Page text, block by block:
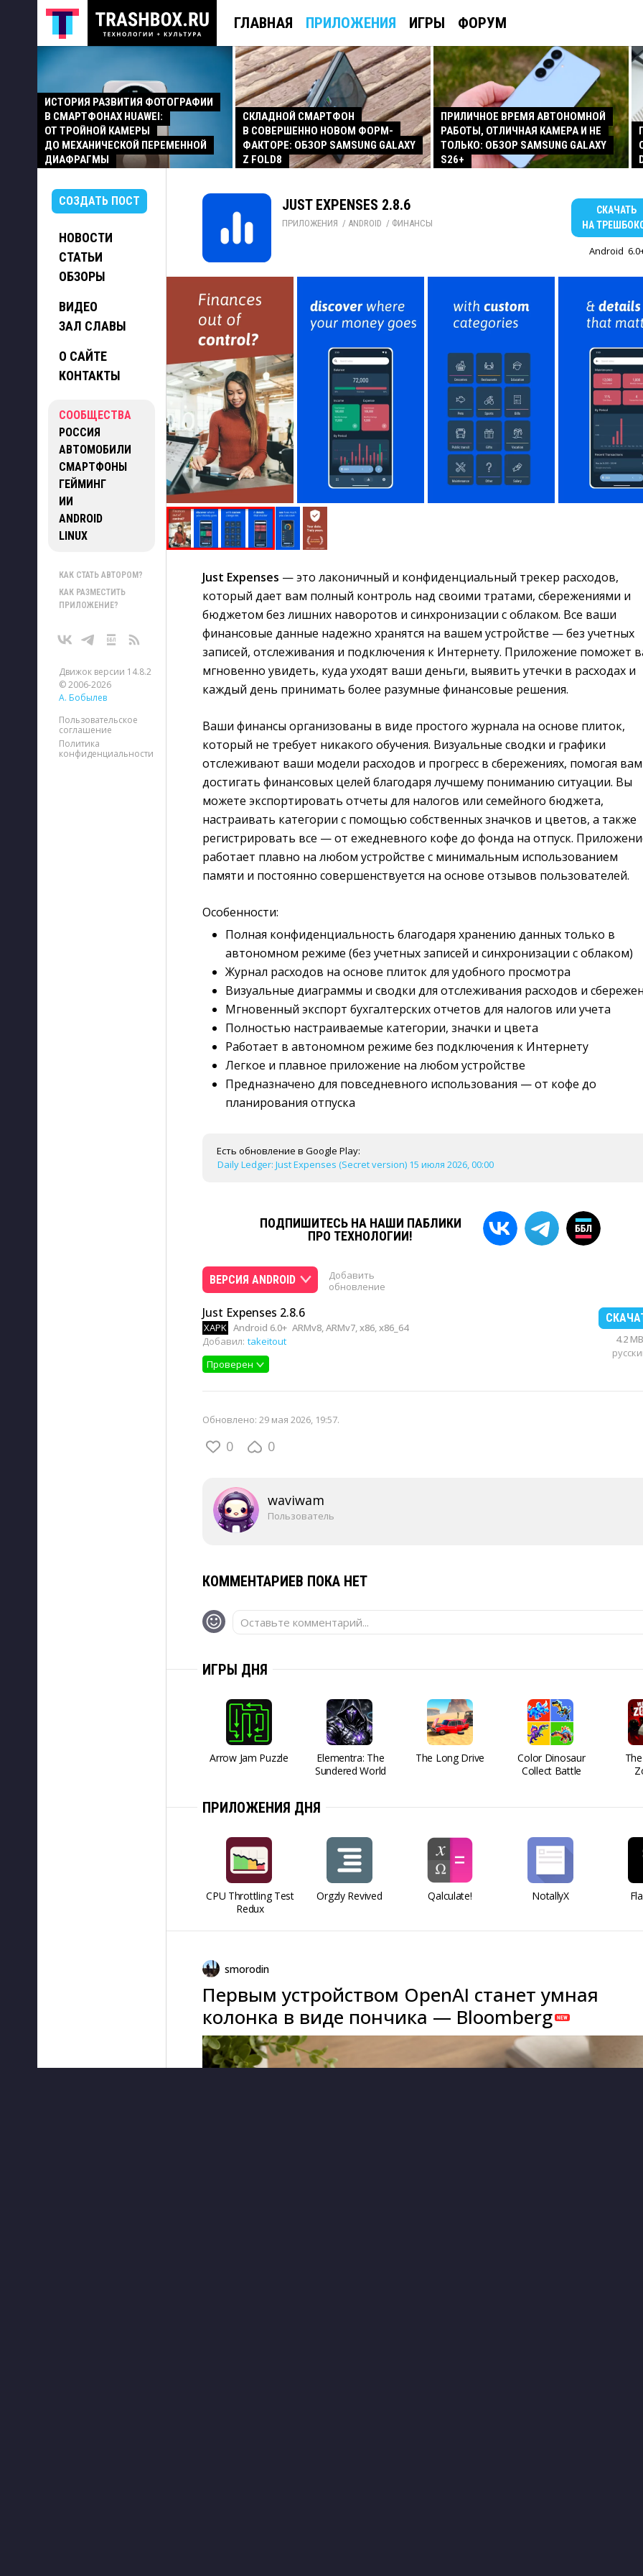
ГЛАВНАЯ ПРИЛОЖЕНИЯ ИГРЫ ФОРУМ
ИСТОРИЯ РАЗВИТИЯ ФОТОГРАФИИ
В СМАРТФОНАХ HUAWEI:
ОТ ТРОЙНОЙ КАМЕРЫ
ДО МЕХАНИЧЕСКОЙ ПЕРЕМЕННОЙ
ДИАФРАГМЫ
СКЛАДНОЙ СМАРТФОН
В СОВЕРШЕННО НОВОМ ФОРМ-
ФАКТОРЕ: ОБЗОР SAMSUNG GALAXY
Z FOLD8
ПРИЛИЧНОЕ ВРЕМЯ АВТОНОМНОЙ
РАБОТЫ, ОТЛИЧНАЯ КАМЕРА И НЕ
ТОЛЬКО: ОБЗОР SAMSUNG GALAXY
S26+
СОЗДАТЬ ПОСТ
НОВОСТИ
СТАТЬИ
ОБЗОРЫ
ВИДЕО
ЗАЛ СЛАВЫ
О САЙТЕ
КОНТАКТЫ
СООБЩЕСТВА
РОССИЯ
АВТОМОБИЛИ
СМАРТФОНЫ
ГЕЙМИНГ
ИИ
ANDROID
LINUX
КАК СТАТЬ АВТОРОМ?
КАК РАЗМЕСТИТЬ
ПРИЛОЖЕНИЕ?
Движок версии 14.8.2
© 2006-2026
А. Бобылев
Пользовательское
соглашение
Политика
конфиденциальности
JUST EXPENSES 2.8.6
ПРИЛОЖЕНИЯ / ANDROID / ФИНАНСЫ
СКАЧАТЬ
НА
Android
Just Expenses — это лаконичный и конфиденциальный трекер расходов,
который дает вам полный контроль над своими тратами, сбережениями и
бюджетом без лишних наворотов и синхронизации с облаком. Все ваши
финансовые данные надежно хранятся на вашем устройстве — без учетных
записей, отслеживания и подключения к Интернету. Приложение поможет
мгновенно увидеть, куда уходят ваши деньги, выявить утечки в расходах и
каждый день принимать более разумные финансовые решения.
Ваши финансы организованы в виде простого журнала на основе плиток,
который не требует никакого обучения. Визуальные сводки и графики
отслеживают ваши модели расходов и прогресс в сбережениях, помогая вам
достигать финансовых целей благодаря лучшему пониманию ситуации. Вы
можете экспортировать отчеты для налогов или семейного бюджета,
настраивать категории с помощью собственных значков и цветов, а также
регистрировать все — от ежедневного кофе до фонда на отпуск.
работает плавно на любом устройстве с минимальным использованием
памяти и постоянно совершенствуется на основе отзывов пользователей.
Особенности:
Полная конфиденциальность благодаря хранению данных только в
автономном режиме (без учетных записей и синхронизации с облаком)
Журнал расходов на основе плиток для удобного просмотра
Визуальные диаграммы и сводки для отслеживания расходов и
Мгновенный экспорт бухгалтерских отчетов для налогов или учета
Полностью настраиваемые категории, значки и цвета
Работает в автономном режиме без подключения к Интернету
Легкое и плавное приложение на любом устройстве
Предназначено для повседневного использования — от кофе до
планирования отпуска
Есть обновление в Google Play:
Daily Ledger: Just Expenses (Secret version) 15 июля 2026, 00:00
ПОДПИШИТЕСЬ НА НАШИ ПАБЛИКИ
ПРО ТЕХНОЛОГИИ!
ВЕРСИЯ ANDROID
Добавить
обновление
Just Expenses 2.8.6
XAPK Android 6.0+ ARMv8, ARMv7, x86, x86_64
Добавил: takeitout
Проверен
4.2 MB
Обновлено: 29 мая 2026, 19:57.
0 0
waviwam
Пользователь
КОММЕНТАРИЕВ ПОКА НЕТ
Оставьте комментарий...
ИГРЫ ДНЯ
Arrow Jam Puzzle
Elementra: The
Sundered World
The Long Drive
Color Dinosaur
Collect Battle
ПРИЛОЖЕНИЯ ДНЯ
CPU Throttling Test
Redux
Orgzly Revived Qalculate! NotallyX
smorodin
Первым устройством OpenAI станет умная
колонка в виде пончика — Bloomberg